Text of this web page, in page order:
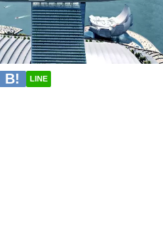
LINE